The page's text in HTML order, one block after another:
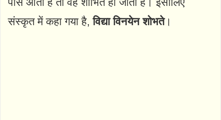
संस्कृत में कहा गया है,विद्या विनयेन शोभते।